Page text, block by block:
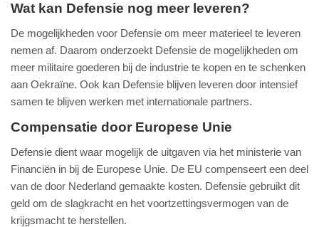
Wat kan Defensie nog meer leveren?
De mogelijkheden voor Defensie om meer materieel te leveren
nemen af. Daarom onderzoekt Defensie de mogelijkheden om
meer militaire goederen bij de industrie te kopen en te schenken
aan Oekraïne. Ook kan Defensie blijven leveren door intensief
samen te blijven werken met internationale partners.
Compensatie door Europese Unie
Defensie dient waar mogelijk de uitgaven via het ministerie van
Financiën in bij de Europese Unie. De EU compenseert een deel
van de door Nederland gemaakte kosten. Defensie gebruikt dit
geld om de slagkracht en het voortzettingsvermogen van de
krijgsmacht te herstellen.